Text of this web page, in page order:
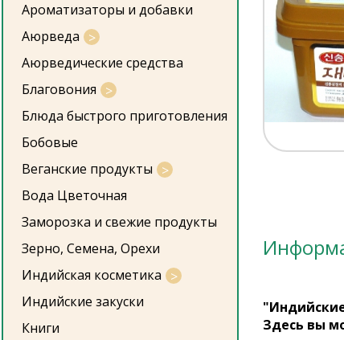
Ароматизаторы и добавки
Аюрведа
Аюрведические средства
Благовония
Блюда быстрого приготовления
Бобовые
Веганские продукты
Вода Цветочная
Заморозка и свежие продукты
Зерно, Семена, Орехи
Индийская косметика
Индийские закуски
Книги
Здесь вы